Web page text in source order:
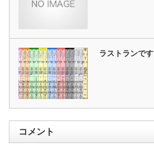
ラストランです
コメント